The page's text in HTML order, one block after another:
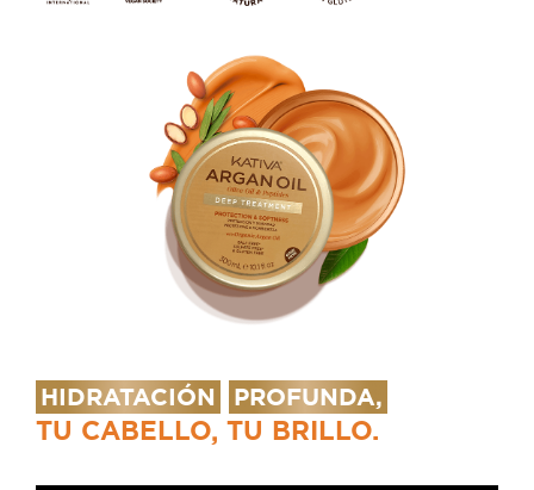
HIDRATACIÓN PROFUNDA,
TU CABELLO, TU BRILLO.